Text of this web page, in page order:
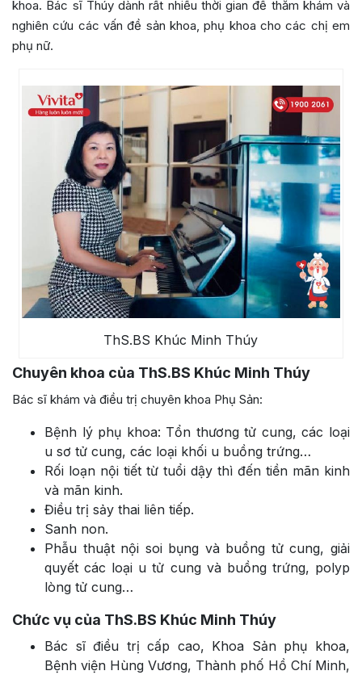
khoa. Bác sĩ Thúy dành rất nhiều thời gian để thăm khám và
nghiên cứu các vấn đề sản khoa, phụ khoa cho các chị em
phụ nữ.
ThS.BS Khúc Minh Thúy
Chuyên khoa của ThS.BS Khúc Minh Thúy
Bác sĩ khám và điều trị chuyên khoa Phụ Sản:
Bệnh lý phụ khoa: Tổn thương tử cung, các loại
u sơ tử cung, các loại khối u buồng trứng…
Rối loạn nội tiết từ tuổi dậy thì đến tiền mãn kinh
và mãn kinh.
Điều trị sảy thai liên tiếp.
Sanh non.
Phẫu thuật nội soi bụng và buồng tử cung, giải
quyết các loại u tử cung và buồng trứng, polyp
lòng tử cung…
Chức vụ của ThS.BS Khúc Minh Thúy
Bác sĩ điều trị cấp cao, Khoa Sản phụ khoa,
Bệnh viện Hùng Vương, Thành phố Hồ Chí Minh,